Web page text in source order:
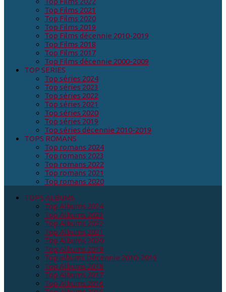
Top Films 2021
Top Films 2020
Top Films 2019
Top Films décennie 2010-2019
Top Films 2018
Top Films 2017
Top Films décennie 2000-2009
TOP SERIES
Top séries 2024
Top séries 2023
Top séries 2022
Top séries 2021
Top séries 2020
Top séries 2019
Top séries décennie 2010-2019
TOPS ROMANS
Top romans 2024
Top romans 2023
Top romans 2022
Top romans 2021
Top romans 2020
TOPS ALBUMS
Top Albums 2024
Top Albums 2023
Top Albums 2022
Top Albums 2021
Top Albums 2020
Top Albums 2019
Top albums Décennie 2010-2019
Top Albums 2018
Top Albums 2017
Top Albums 2016